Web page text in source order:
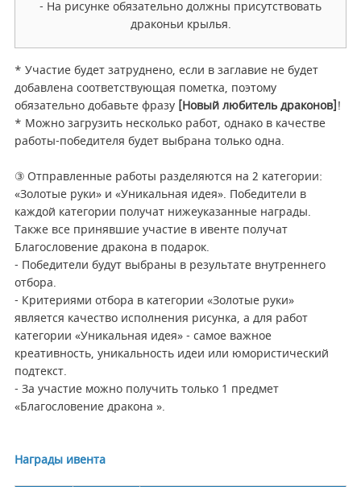
- На рисунке обязательно должны присутствовать
драконьи крылья.
* Участие будет затруднено, если в заглавие не будет
добавлена соответствующая пометка, поэтому
обязательно добавьте фразу [Новый любитель драконов]!
* Можно загрузить несколько работ, однако в качестве
работы-победителя будет выбрана только одна.
③ Отправленные работы разделяются на 2 категории:
«Золотые руки»и «Уникальная идея». Победители в
каждой категории получат нижеуказанные награды.
Также все принявшие участие в ивенте получат
Благословение дракона в подарок.
- Победители будут выбраны в результате внутреннего
отбора.
- Критериями отбора в категории «Золотые руки»
является качество исполнения рисунка, а для работ
категории «Уникальная идея» - самое важное
креативность, уникальность идеи или юмористический
подтекст.
- За участие можно получить только 1 предмет
«Благословение дракона ».
Награды ивента